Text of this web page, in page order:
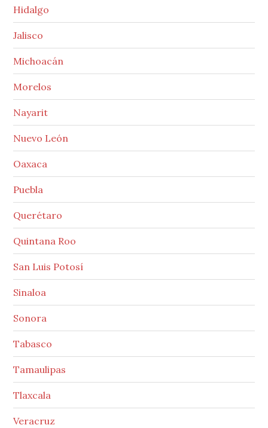
Hidalgo
Jalisco
Michoacán
Morelos
Nayarit
Nuevo León
Oaxaca
Puebla
Querétaro
Quintana Roo
San Luis Potosí
Sinaloa
Sonora
Tabasco
Tamaulipas
Tlaxcala
Veracruz